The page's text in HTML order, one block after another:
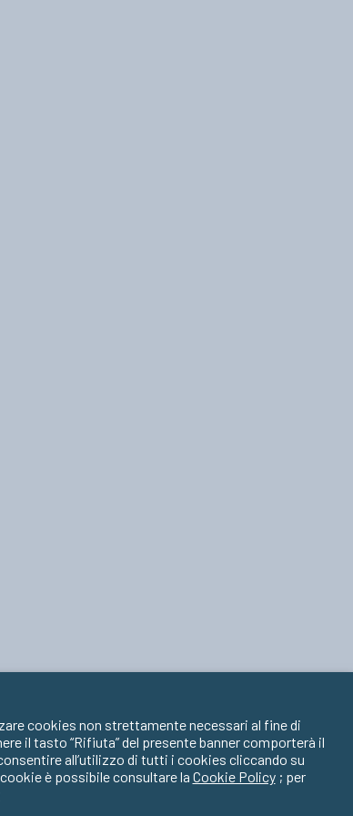
cookies non strettamente necessari al fine di
il tasto “Rifiuta” del presente banner comporterà il
all’utilizzo di tutti i cookies cliccando su
è possibile consultare la Cookie Policy; per